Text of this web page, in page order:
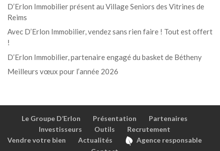
D’Erlon Immobilier présent au Village Seniors des Vitrines de
Reims
Avec D’Erlon Immobilier, vendez sans rien faire ! Tout est offert
!
D’Erlon Immobilier, partenaire engagé du basket de Bétheny
Meilleurs vœux pour l’année 2026
Le Groupe D’Erlon Présentation
Partenaires
Investisseurs
Outils
Recrutement
Vendre votre bien
Actualités
Agence responsable